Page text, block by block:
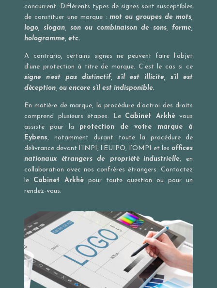
concurrent. Différents types de signes sont susceptibles
de constituer une marque :mot ou groupes de mots,
logo, slogan, son ou combinaison de sons, forme,
hologramme, etc.
A contrario, certains signes ne peuvent faire l’objet
d’une protection à titre de marque. C’est le cas si ce
signe n’est pas distinctif, s’il est illicite, s’il est
déception, ou encore s’il est indisponible.
En matière de marque, la procédure d’octroi des droits
comprend plusieurs étapes. Le Cabinet Arkhèvous
assiste pour la protection de votre marque à
Eybens, notamment durant toute la procédure de
délivrance devant l’ INPI , l’ EUIPO, l’OMPI et lesoffices
nationaux étrangers de propriété industrielle, en
collaboration avec nos confrères étrangers. Contactez
le Cabinet Arkhè pour toute question ou pour un
rendez-vous.